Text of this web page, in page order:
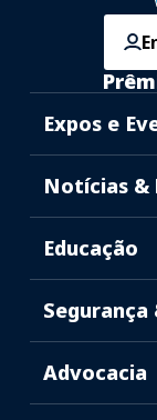
Expos e
Notícias &
Educação
Advocacia